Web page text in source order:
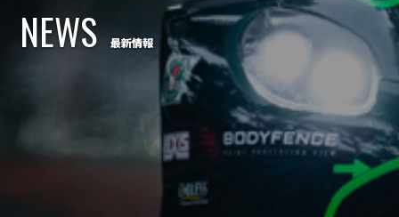
NEWS 最新情報